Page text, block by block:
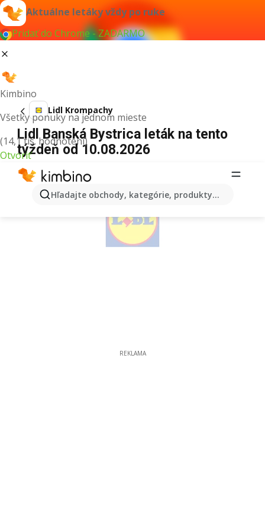
Aktuálne letáky vždy po ruke
Pridať do Chrome - ZADARMO
Kimbino
Všetky ponuky na jednom mieste
(14,1 tis. hodnotení)
Otvoriť
Hľadajte obchody, kategórie, produkty...
Lidl Krompachy
Lidl Banská Bystrica leták na tento
týždeň od 10.08.2026
REKLAMA